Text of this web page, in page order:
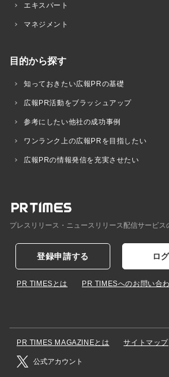
エキスパート
マネジメント
目的から探す
知っておきたい広報PRの基礎
広報PR活動をブラッシュアップ
参考にしたい他社の成功事例
ワンランク上の広報PRを目指したい
広報PRの情報発信を充実させたい
プレスリリース・ニュースリリース配信サービス
登録申請する ロ
PR TIMESとは PR TIMESへのお問い合
PR TIMES MAGAZINEとは サイトマップ
公式アカウント